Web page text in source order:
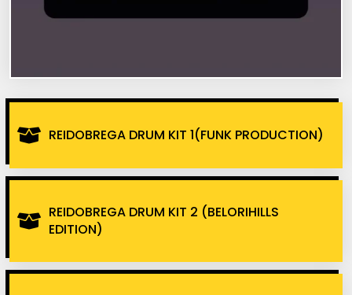
REIDOBREGA DRUM KIT 1(FUNK PRODUCTION)
REIDOBREGA DRUM KIT 2 (BELORIHILLS
EDITION)